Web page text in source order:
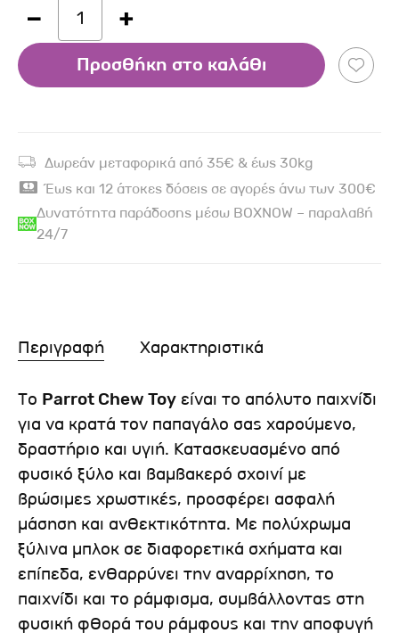
1
Προσθήκη στο καλάθι
Δωρεάν μεταφορικά από 35€ & έως 30kg
Έως και 12 άτοκες δόσεις σε αγορές άνω των 300€
Δυνατότητα παράδοσης μέσω BOXNOW – παραλαβή
24/7
Περιγραφή Χαρακτηριστικά
Το Parrot Chew Toy είναι το απόλυτο παιχνίδι
για να κρατά τον παπαγάλο σας χαρούμενο,
δραστήριο και υγιή. Κατασκευασμένο από
φυσικό ξύλο και βαμβακερό σχοινί με
βρώσιμες χρωστικές, προσφέρει ασφαλή
μάσηση και ανθεκτικότητα. Με πολύχρωμα
ξύλινα μπλοκ σε διαφορετικά σχήματα και
επίπεδα, ενθαρρύνει την αναρρίχηση, το
παιχνίδι και το ράμφισμα, συμβάλλοντας στη
φυσική φθορά του ράμφους και την αποφυγή